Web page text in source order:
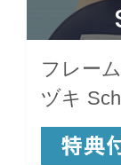
フレー
ヅキ